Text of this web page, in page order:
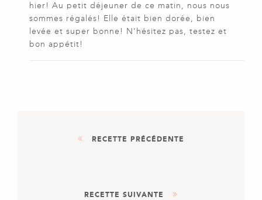
hier! Au petit déjeuner de ce matin, nous nous
sommes régalés! Elle était bien dorée, bien
levée et super bonne! N’hésitez pas, testez et
bon appétit!
RECETTE PRÉCÉDENTE
GÂTEAU À LA NOIX DE
RECETTE SUIVANTE